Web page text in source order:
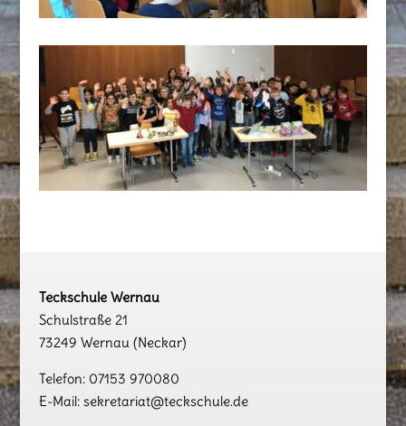
Teckschule Wernau
Schulstraße 21
73249 Wernau (Neckar)
Telefon: 07153 970080
E-Mail: sekretariat@teckschule.de